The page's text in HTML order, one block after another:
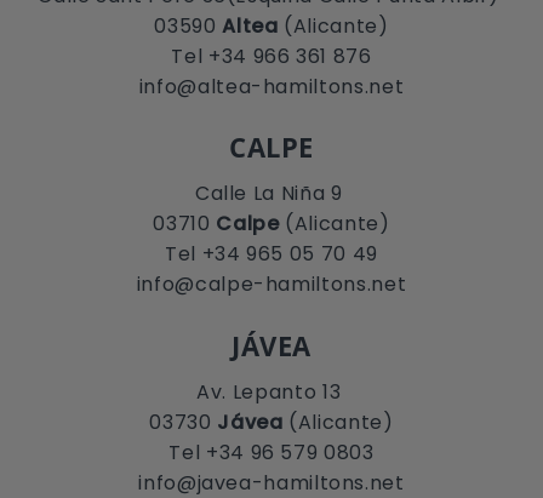
03590Altea (Alicante)
Tel +34 966 361 876
info@altea-hamiltons.net
CALPE
Calle La Niña 9
03710 Calpe(Alicante)
Tel +34 965 05 70 49
info@calpe-hamiltons.net
JÁVEA
Av. Lepanto 13
03730 Jávea (Alicante)
Tel +34 96 579 0803
info@javea-hamiltons.net